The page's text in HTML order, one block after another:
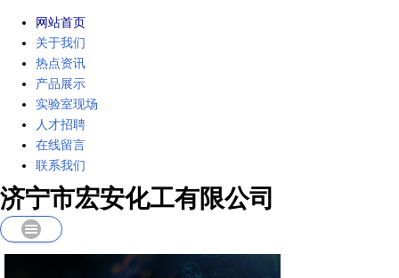
网站首页
关于我们
热点资讯
产品展示
实验室现场
人才招聘
在线留言
联系我们
济宁市宏安化工有限公司